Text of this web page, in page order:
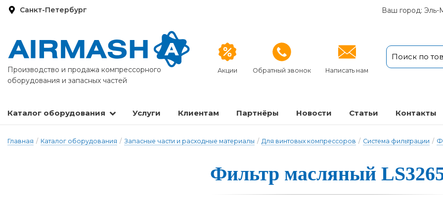
Санкт-Петербург Ваш город: Эль-
Производство и продажа компрессорного
оборудования и запасных частей
Акции Обратный звонок Написать нам
Каталог оборудования Услуги Клиентам Партнёры Новости Статьи Кон­так­ты
Главная / Каталог оборудования / Запасные части и расходные материалы / Для винтовых компрессоров / Система фильтрации /
Фильтр масля­ный